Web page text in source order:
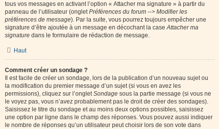
tous vos messages en activant l’option « Attacher ma signature » à partir du
panneau de l’utilisateur (ongletPréférences du forum --> Modifier les
préférences de message). Par la suite, vous pourrez toujours empêcher une
signature d’être ajoutée à un message en décochant la caseAttacher ma
signature dans le formulaire de rédaction de message.
Haut
Comment créer un sondage ?
Il est facile de créer un sondage, lors de la publication d’un nouveau sujet ou
la modification du premier message d’un sujet (si vous en avez les
permissions), cliquez sur l’ongletSondage sous la partie message (si vous ne
le voyez pas, vous n’avez probablement pas le droit de créer des sondages).
Saisissez le titre du sondage et au moins deux options possibles, saisissez
une option par ligne dans le champ des réponses. Vous pouvez aussi indiquer
le nombre de réponses qu’un utilisateur peut choisir lors de son vote dans